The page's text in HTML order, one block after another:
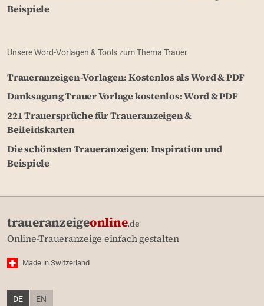
Beispiele
Unsere Word-Vorlagen & Tools zum Thema Trauer
Traueranzeigen-Vorlagen: Kostenlos als Word & PDF
Danksagung Trauer Vorlage kostenlos: Word & PDF
221 Trauersprüche für Traueranzeigen &
Beileidskarten
Die schönsten Traueranzeigen: Inspiration und
Beispiele
traueranzeigeonline.de
Online-Traueranzeige einfach gestalten
Made in Switzerland
DE EN